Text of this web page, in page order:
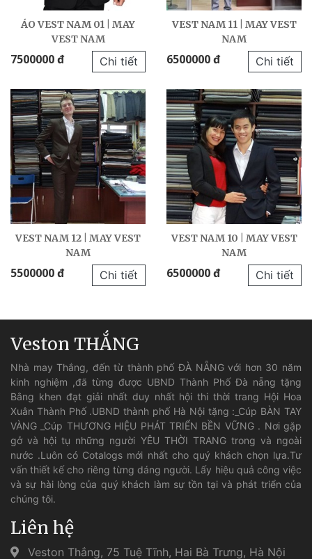
ÁO VEST NAM 01 | MAY
VEST NAM
7500000 đ Chi tiết
VEST NAM 11 | MAY VEST
NAM
6500000 đ Chi tiết
VEST NAM 12 | MAY VEST
NAM
5500000 đ Chi tiết
VEST NAM 10 | MAY VEST
NAM
6500000 đ Chi tiết
Veston THẮNG
Nhà may Thắng, đến từ thành phố ĐÀ NẴNG với hơn 30 năm
kinh nghiệm ,đã từng được UBND Thành Phố Đà nẵng tặng
Bằng khen đạt giải nhất duy nhất hội thi thời trang Hội Hoa
Xuân Thành Phố .UBND thành phố Hà Nội tặng :_Cúp BÀN TAY
VÀNG _Cúp THƯƠNG HIỆU PHÁT TRIỂN BỀN VỮNG . Nơi gặp
gở và hội tụ những người YÊU THỜI TRANG trong và ngoài
nước .Luôn có Cotalogs mới nhất cho quý khách chọn lựa.Tư
vấn thiết kế cho riêng từng dáng người. Lấy hiệu quả công việc
và sự hài lòng của quý khách làm sự tồn tại và phát triển của
chúng tôi.
Liên hệ
Veston Thắng, 75 Tuệ Tĩnh, Hai Bà Trưng, Hà Nội